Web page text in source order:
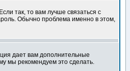
так, то вам лучше связаться с
Обычно проблема именно в этом,
дает вам дополнительные
мы рекомендуем это сделать.